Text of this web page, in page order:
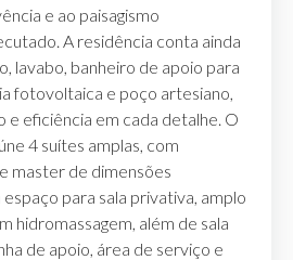
e ao paisagismo
A residência conta ainda
lavabo, banheiro de apoio para
fotovoltaica e poço artesiano,
e eficiência em cada detalhe. O
4 suítes amplas, com
master de dimensões
para sala privativa, amplo
hidromassagem, além de sala
de apoio, área de serviço e